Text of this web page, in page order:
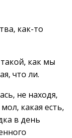
как-то
как мы
что ли.
не находя,
какая есть,
в день